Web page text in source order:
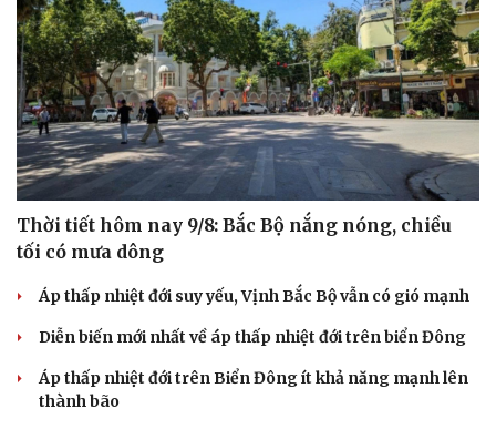
Thời tiết hôm nay 9/8: Bắc Bộ nắng nóng, chiều
tối có mưa dông
Áp thấp nhiệt đới suy yếu, Vịnh Bắc Bộ vẫn có gió mạnh
Diễn biến mới nhất về áp thấp nhiệt đới trên biển Đông
Áp thấp nhiệt đới trên Biển Đông ít khả năng mạnh lên
thành bão